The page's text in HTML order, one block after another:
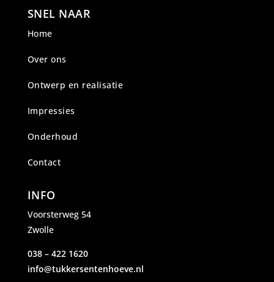
SNEL NAAR
Home
Over ons
Ontwerp en realisatie
Impressies
Onderhoud
Contact
INFO
Voorsterweg 54
Zwolle
038 – 422 1620
info@tukkersentenhoeve.nl